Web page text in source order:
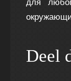
Deel